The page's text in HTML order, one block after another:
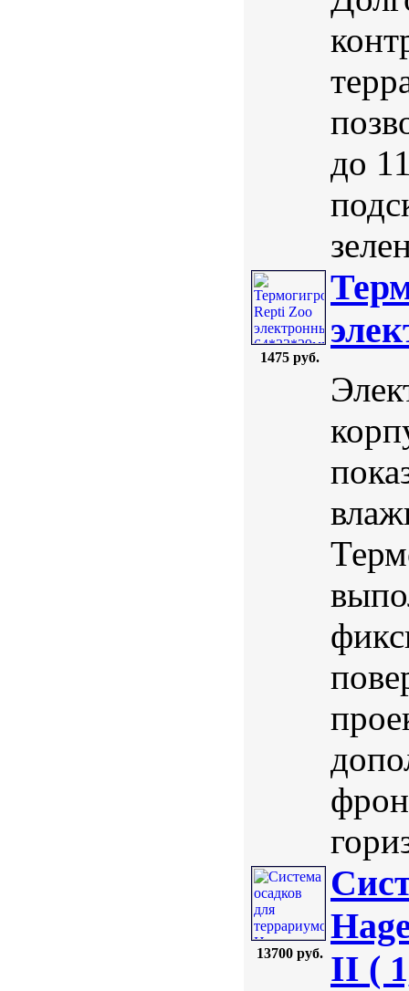
до
1475 руб.
13700 руб. II (